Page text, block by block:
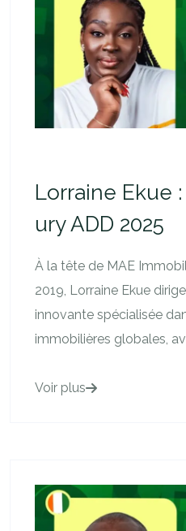
Lorraine Ekue
ury ADD 2025
À la tête de MAE
2019, Lorraine Ekue
innovante spécialisée
immobilières globales,
Voir plus